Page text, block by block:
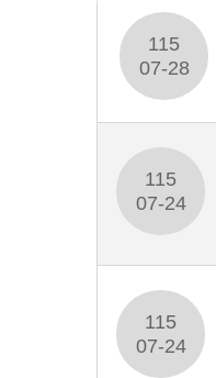
115
07-28
115
07-24
115
07-24